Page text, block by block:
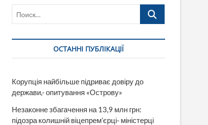
Поиск…
ОСТАННІ ПУБЛІКАЦІЇ
Корупція найбільше підриває довіру до
держави,- опитування «Острову»
Незаконне збагачення на 13,9 млн грн:
підозра колишній віцепрем’єрці- міністерці